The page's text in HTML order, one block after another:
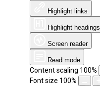
Highlight links
Highlight headings
Screen reader
Read mode
Content scaling 100%
Font size 100%